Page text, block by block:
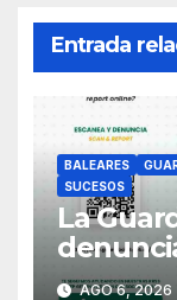
Entrada
BALEARES
SUCESOS
La
AGO 6, 2026